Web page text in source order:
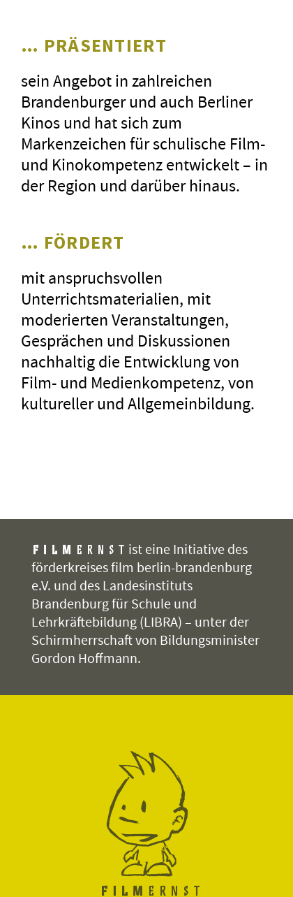
… PRÄSENTIERT
sein Angebot in zahlreichen
Brandenburger und auch Berliner
Kinos und hat sich zum
Markenzeichen für schulische Film-
und Kinokompetenz entwickelt – in
der Region und darüber hinaus.
… FÖRDERT
mit anspruchsvollen
Unterrichtsmaterialien, mit
moderierten Veranstaltungen,
Gesprächen und Diskussionen
nachhaltig die Entwicklung von
Film- und Medienkompetenz, von
kultureller und Allgemeinbildung.
ist eine Initiative des
förderkreises film berlin-brandenburg
e.V. und des Landesinstituts
Brandenburg für Schule und
Lehrkräftebildung (LIBRA) – unter der
Schirmherrschaft von Bildungsminister
Gordon Hoffmann.